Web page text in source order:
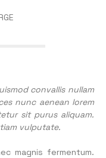
convallis nullam
nunc aenean lorem
sit purus aliquam.
vulputate.
magnis fermentum.